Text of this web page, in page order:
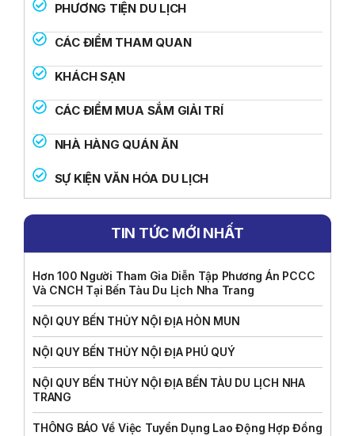
PHƯƠNG TIỆN DU LỊCH
CÁC ĐIỂM THAM QUAN
KHÁCH SẠN
CÁC ĐIỂM MUA SẮM GIẢI TRÍ
NHÀ HÀNG QUÁN ĂN
SỰ KIỆN VĂN HÓA DU LỊCH
TIN TỨC MỚI NHẤT
Hơn 100 Người Tham Gia Diễn Tập Phương Án PCCC
Và CNCH Tại Bến Tàu Du Lịch Nha Trang
NỘI QUY BẾN THỦY NỘI ĐỊA HÒN MUN
NỘI QUY BẾN THỦY NỘI ĐỊA PHÚ QUÝ
NỘI QUY BẾN THỦY NỘI ĐỊA BẾN TÀU DU LỊCH NHA
TRANG
THÔNG BÁO Về Việc Tuyển Dụng Lao Động Hợp Đồng